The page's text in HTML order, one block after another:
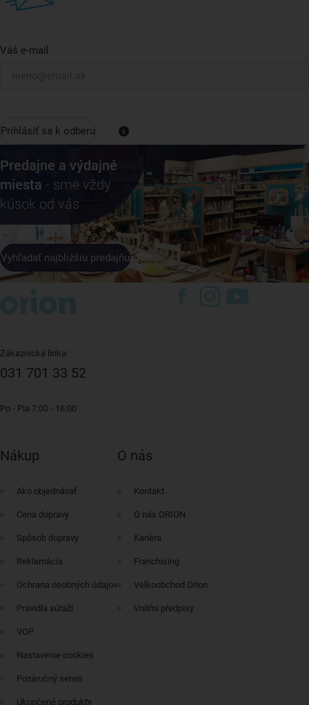
Váš e-mail
Prihlásiť sa k odberu
Predajne a výdajné
miesta - sme vždy
kúsok od vás
Vyhľadať najbližšiu predajňu
Zákaznická linka:
031 701 33 52
Po - Pia 7:00 - 16:00
Nákup
Ako objednávať
Cena dopravy
Spôsob dopravy
Reklamácia
Ochrana osobných údajov
Pravidla sútaží
VOP
Nastavenie cookies
Pozáručný servis
Ukončené produkty
O nás
Kontakt
O nás ORION
Kariéra
Franchising
Velkoobchod Orion
Vnitřní předpisy